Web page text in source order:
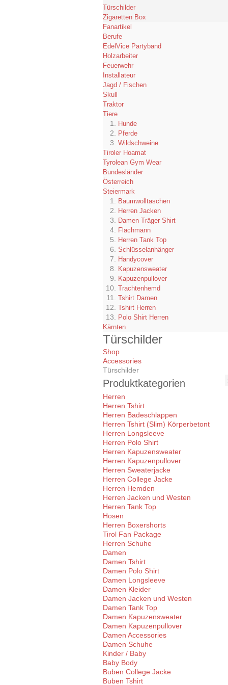
Türschilder
Zigaretten Box
Fanartikel
Berufe
EdelVice Partyband
Holzarbeiter
Feuerwehr
Installateur
Jagd / Fischen
Skull
Traktor
Tiere
Hunde
Pferde
Wildschweine
Tiroler Hoamat
Tyrolean Gym Wear
Bundesländer
Österreich
Steiermark
Baumwolltaschen
Herren Jacken
Damen Träger Shirt
Flachmann
Herren Tank Top
Schlüsselanhänger
Handycover
Kapuzensweater
Kapuzenpullover
Trachtenhemd
Tshirt Damen
Tshirt Herren
Polo Shirt Herren
Kärnten
Türschilder
Shop
Accessories
Türschilder
Produktkategorien
Herren
Herren Tshirt
Herren Badeschlappen
Herren Tshirt (Slim) Körperbetont
Herren Longsleeve
Herren Polo Shirt
Herren Kapuzensweater
Herren Kapuzenpullover
Herren Sweaterjacke
Herren College Jacke
Herren Hemden
Herren Jacken und Westen
Herren Tank Top
Hosen
Herren Boxershorts
Tirol Fan Package
Herren Schuhe
Damen
Damen Tshirt
Damen Polo Shirt
Damen Longsleeve
Damen Kleider
Damen Jacken und Westen
Damen Tank Top
Damen Kapuzensweater
Damen Kapuzenpullover
Damen Accessories
Damen Schuhe
Kinder / Baby
Baby Body
Buben College Jacke
Buben Tshirt